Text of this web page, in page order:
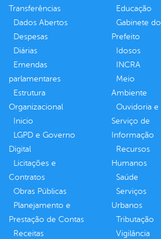
Transferências
Dados Abertos
Despesas
Diárias
Emendas
parlamentares
Estrutura
Organizacional
Inicio
LGPD e Governo
Digital
Licitações e
Contratos
Obras Públicas
Planejamento e
Prestação de Contas
Receitas
Educação
Gabinete do
Prefeito
Idosos
INCRA
Meio
Ambiente
Ouvidoria e
Serviço de
Informação
Recursos
Humanos
Saúde
Serviços
Urbanos
Tributação
Vigilância